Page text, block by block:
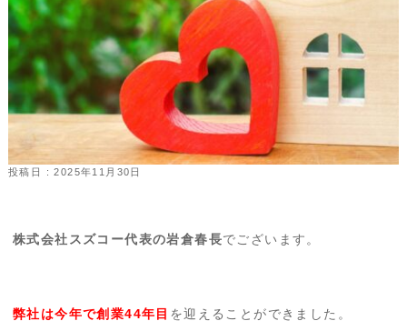
投稿日 : 2025年11月30日
株式会社スズコー代表の岩倉春長でございます。
弊社は今年で創業44年目 を迎えることができました。